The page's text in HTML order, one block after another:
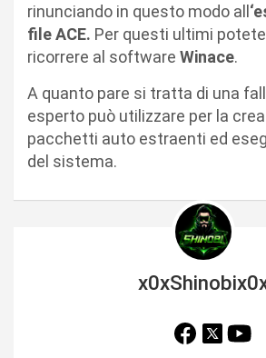
rinunciando in questo modo all
file ACE. Per questi ultimi
ricorrere al software Winace.
A quanto pare si tratta di una
esperto può utilizzare per la
pacchetti auto estraenti ed
del sistema.